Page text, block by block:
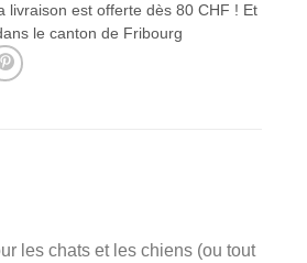
livraison est offerte dès 80 CHF ! Et
le canton de Fribourg
les chats et les chiens (ou tout